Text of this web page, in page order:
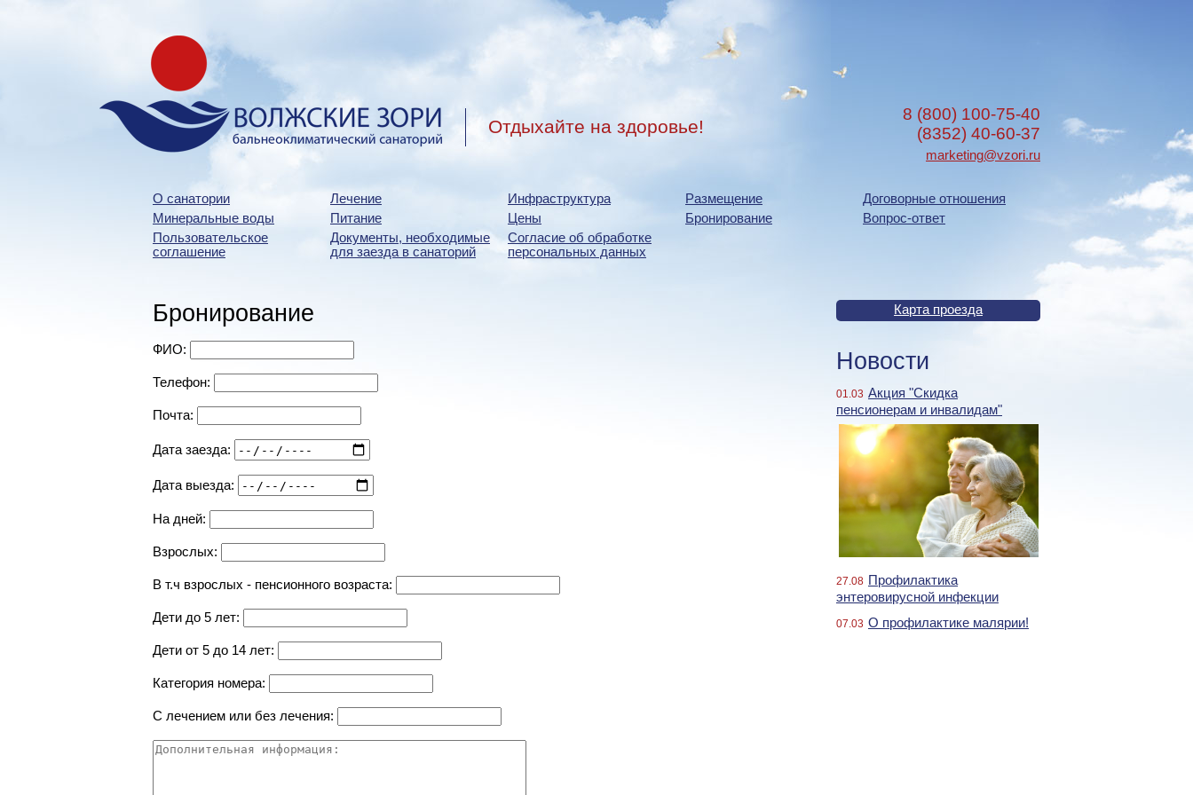
Отдыхайте на здоровье!
8 (800) 100-75-40
(8352) 40-60-37
marketing@vzori.ru
О санатории Лечение Инфраструктура Размещение
Договорные отношения
Минеральные воды
Питание Цены Бронирование
Вопрос-ответ
Пользовательское
соглашение
Документы, необходимые
для заезда в санаторий
Согласие об обработке
персональных данных
Бронирование
ФИО:
Телефон:
Почта:
Дата заезда:
Дата выезда:
На дней:
Взрослых:
В т.ч взрослых - пенсионного возраста:
Дети до 5 лет:
Дети от 5 до 14 лет:
Категория номера:
С лечением или без лечения:
Карта проезда
Новости
01.03 Акция "Скидка
пенсионерам и инвалидам"
27.08 Профилактика
энтеровирусной инфекции
07.03 О профилактике малярии!